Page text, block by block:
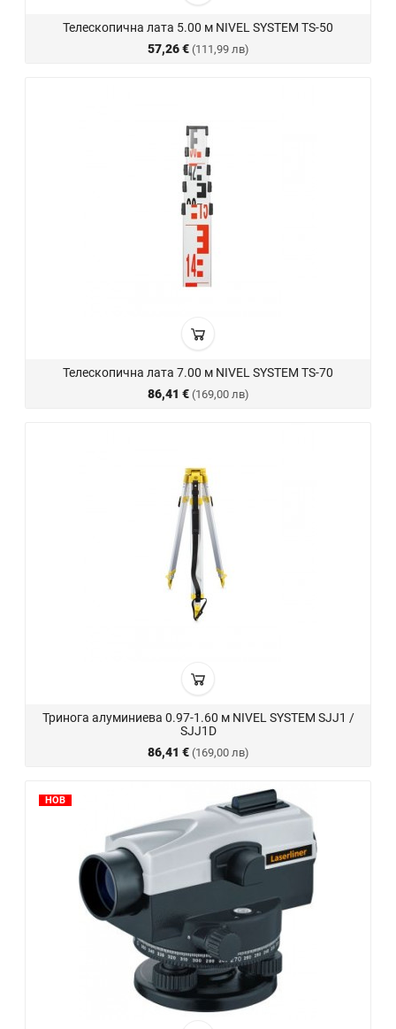
Телескопична лата 5.00 м NIVEL SYSTEM TS-50
57,26 € (111,99 лв)
Телескопична лата 7.00 м NIVEL SYSTEM TS-70
86,41 € (169,00 лв)
Тринога алуминиева 0.97-1.60 м NIVEL SYSTEM SJJ1 /
SJJ1D
86,41 € (169,00 лв)
НОВ